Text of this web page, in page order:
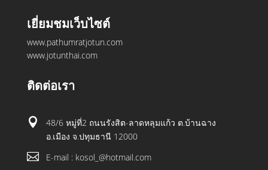
เยี่ยมชมเว็บไซต์
www.pathumratjotun.com
www.jotunthai.com
ติดต่อเรา

48/6 หมู่ที่2 ถนนรังสิต-ลาดหลุมแก้ว ต.บ้านฉาง
อ.เมือง จ.ปทุมธานี 12000
 E-mail : kosol_@hotmail.com